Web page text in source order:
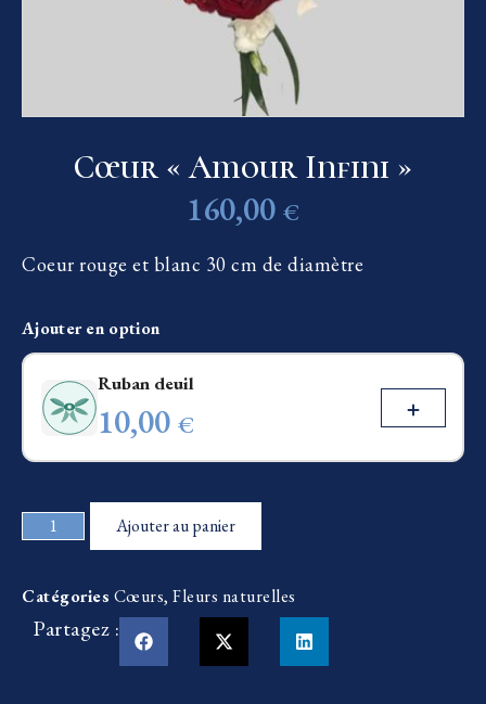
Cœur « Amour Infini »
160,00 €
Coeur rouge et blanc 30 cm de diamètre
Ajouter en option
Ruban deuil
10,00 €
Ajouter au panier
Catégories Cœurs, Fleurs naturelles
Partagez :